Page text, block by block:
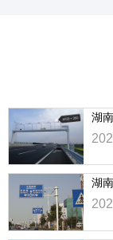
湖
湖